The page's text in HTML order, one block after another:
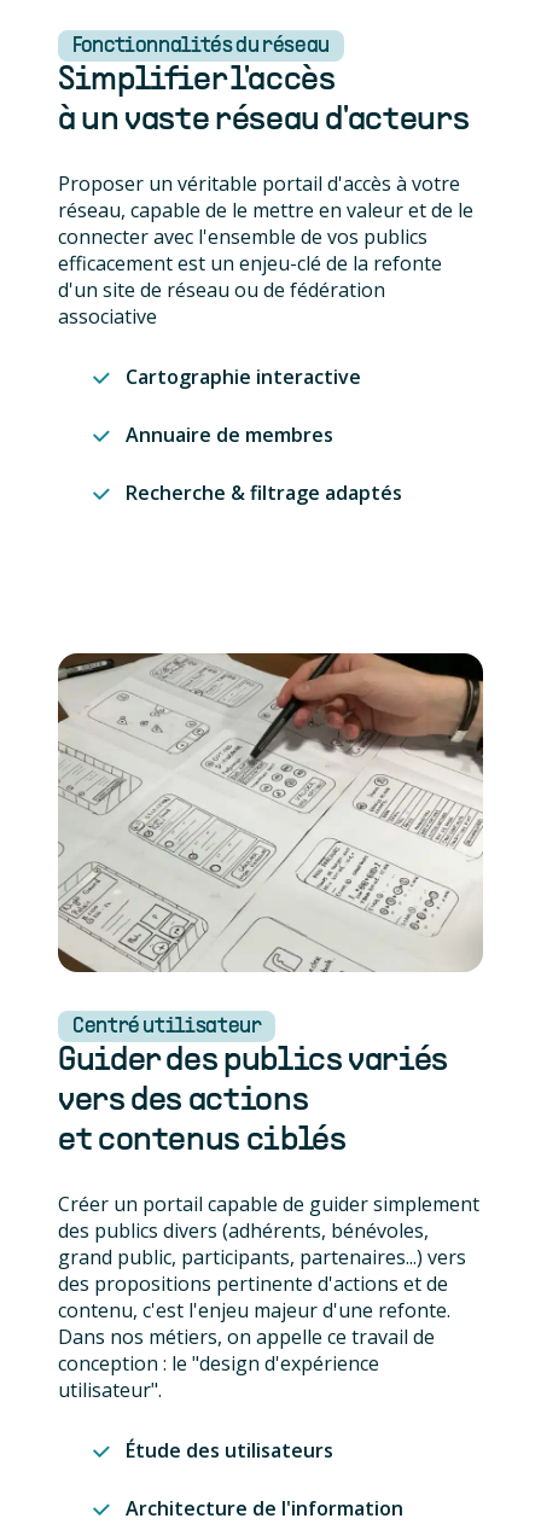
Fonctionnalités du réseau
Simplifier l'accès
à un vaste réseau d'acteurs
Proposer un véritable portail d'accès à votre
réseau, capable de le mettre en valeur et de le
connecter avec l'ensemble de vos publics
efficacement est un enjeu-clé de la refonte
d'un site de réseau ou de fédération
associative
Cartographie interactive
Annuaire de membres
Recherche & filtrage adaptés
Centré utilisateur
Guider des publics variés
vers des actions
et contenus ciblés
Créer un portail capable de guider simplement
des publics divers (adhérents, bénévoles,
grand public, participants, partenaires...) vers
des propositions pertinente d'actions et de
contenu, c'est l'enjeu majeur d'une refonte.
Dans nos métiers, on appelle ce travail de
conception : le "design d'expérience
utilisateur".
Étude des utilisateurs
Architecture de l'information